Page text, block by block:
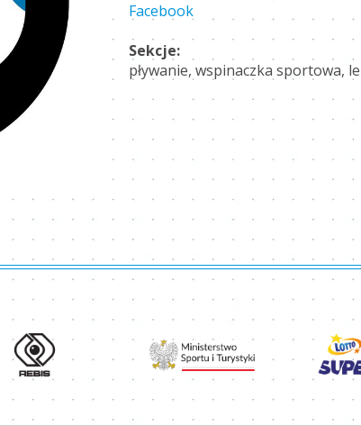
Facebook
Sekcje:
pływanie, wspinaczka sportowa,